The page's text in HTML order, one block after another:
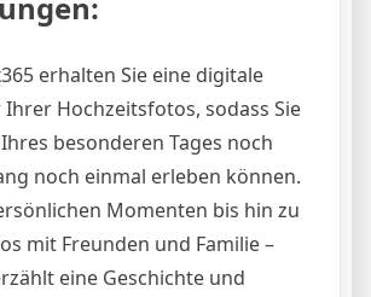
erhalten Sie eine digitale
Ihrer Hochzeitsfotos, sodass Sie
besonderen Tages noch
noch einmal erleben können.
Momenten bis hin zu
mit Freunden und Familie –
eine Geschichte und